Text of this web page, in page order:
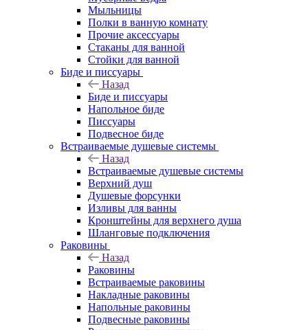
Мыльницы
Полки в ванную комнату
Прочие аксессуары
Стаканы для ванной
Стойки для ванной
Биде и писсуары
Назад
Биде и писсуары
Напольное биде
Писсуары
Подвесное биде
Встраиваемые душевые системы
Назад
Встраиваемые душевые системы
Верхний душ
Душевые форсунки
Изливы для ванны
Кронштейны для верхнего душа
Шланговые подключения
Раковины
Назад
Раковины
Встраиваемые раковины
Накладные раковины
Напольные раковины
Подвесные раковины